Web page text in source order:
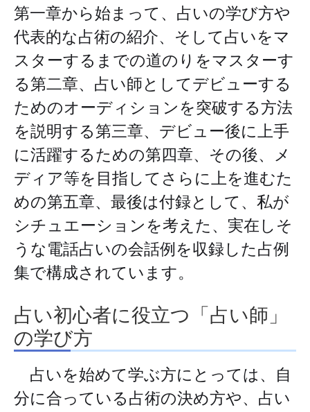
第一章から始まって、占いの学び方や
代表的な占術の紹介、そして占いをマ
スターするまでの道のりをマスターす
る第二章、占い師としてデビューする
ためのオーディションを突破する方法
を説明する第三章、デビュー後に上手
に活躍するための第四章、その後、メ
ディア等を目指してさらに上を進むた
めの第五章、最後は付録として、私が
シチュエーションを考えた、実在しそ
うな電話占いの会話例を収録した占例
集で構成されています。
占い初心者に役立つ「占い師」
の学び方
占いを始めて学ぶ方にとっては、自
分に合っている占術の決め方や、占い